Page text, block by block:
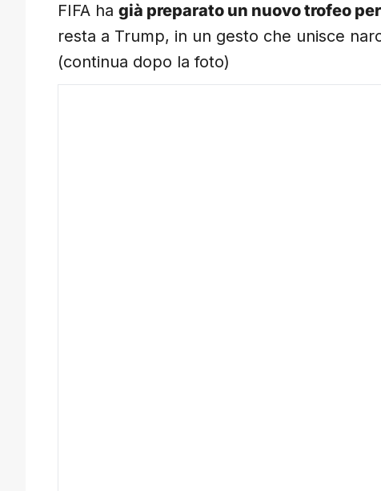
FIFA ha già preparato un nuovo trofeo
resta a Trump, in un gesto che unisce
(continua dopo la foto)